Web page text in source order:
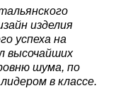
изделия
успеха на
высочайших
шума, по
в классе.